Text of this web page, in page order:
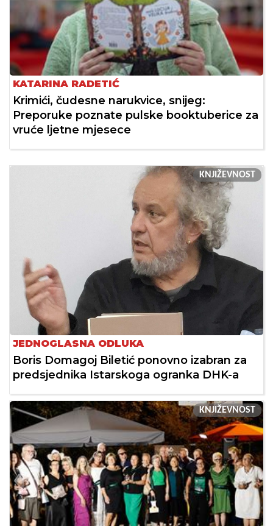
KATARINA RADETIĆ
Krimići, čudesne narukvice, snijeg:
Preporuke poznate pulske booktuberice za
vruće ljetne mjesece
KNJIŽEVNOST
JEDNOGLASNA ODLUKA
Boris Domagoj Biletić ponovno izabran za
predsjednika Istarskoga ogranka DHK-a
KNJIŽEVNOST